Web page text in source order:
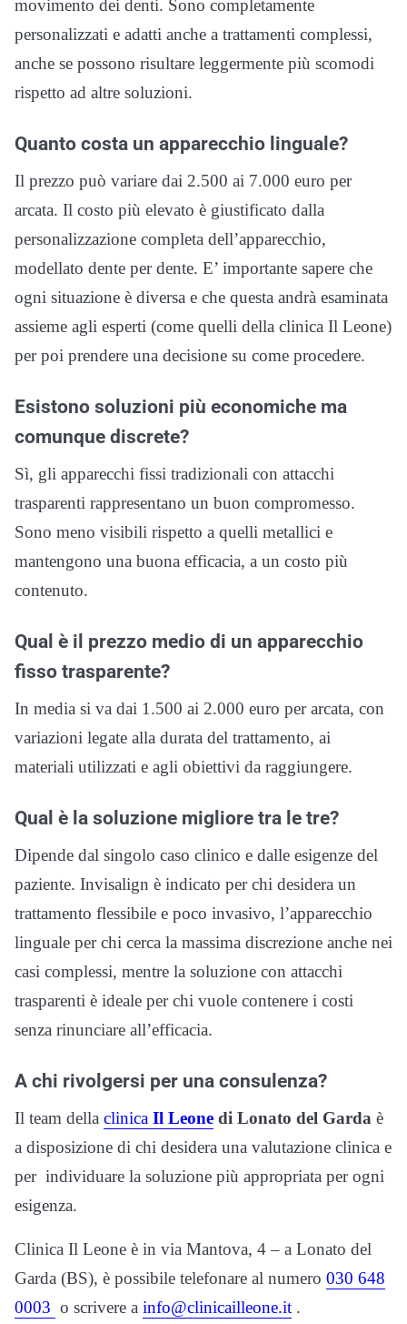
movimento dei denti. Sono completamente
personalizzati e adatti anche a trattamenti complessi,
anche se possono risultare leggermente più scomodi
rispetto ad altre soluzioni.
Quanto costa un apparecchio linguale?
Il prezzo può variare dai 2.500 ai 7.000 euro per
arcata. Il costo più elevato è giustificato dalla
personalizzazione completa dell’apparecchio,
modellato dente per dente. E’ importante sapere che
ogni situazione è diversa e che questa andrà esaminata
assieme agli esperti (come quelli della clinica Il Leone)
per poi prendere una decisione su come procedere.
Esistono soluzioni più economiche ma
comunque discrete?
Sì, gli apparecchi fissi tradizionali con attacchi
trasparenti rappresentano un buon compromesso.
Sono meno visibili rispetto a quelli metallici e
mantengono una buona efficacia, a un costo più
contenuto.
Qual è il prezzo medio di un apparecchio
fisso trasparente?
In media si va dai 1.500 ai 2.000 euro per arcata, con
variazioni legate alla durata del trattamento, ai
materiali utilizzati e agli obiettivi da raggiungere.
Qual è la soluzione migliore tra le tre?
Dipende dal singolo caso clinico e dalle esigenze del
paziente. Invisalign è indicato per chi desidera un
trattamento flessibile e poco invasivo, l’apparecchio
linguale per chi cerca la massima discrezione anche nei
casi complessi, mentre la soluzione con attacchi
trasparenti è ideale per chi vuole contenere i costi
senza rinunciare all’efficacia.
A chi rivolgersi per una consulenza?
Il team della clinica Il Leone di Lonato del Garda è
a disposizione di chi desidera una valutazione clinica e
per individuare la soluzione più appropriata per ogni
esigenza.
Clinica Il Leone è in via Mantova, 4 – a Lonato del
Garda (BS), è possibile telefonare al numero 030 648
0003 o scrivere a info@clinicailleone.it .